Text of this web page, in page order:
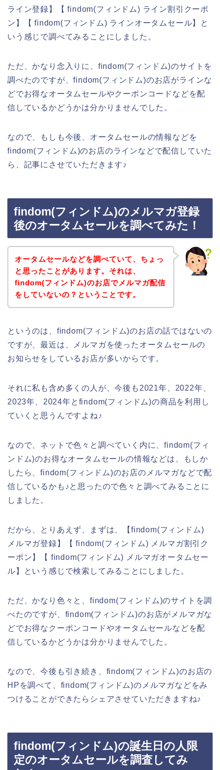
ライン登録】【 findom(フィンドム) ライン割引クーポ
ン】【 findom(フィンドム) ラインオータムセール】と
いう感じで調べてみることにしました。
ただ、かなり念入りに、findom(フィンドム)のサイトを
調べたのですが、findom(フィンドム)のお店がラインな
どでお得なオータムセールやクーポンコードなどを配
信しているかどうかは分かりませんでした。
なので、もしも今後、オータムセールの情報などを
findom(フィンドム)のお店のラインなどで配信していた
ら、記事にさせていただきます♪
findom(フィンドム)のメルマガ登録
後のオータムセールを調べてみた！
オータムセールなどを調べていて、ちょっ
と思ったことがあります。それは、
findom(フィンドム)のお店でメルマガ配信
をしていないの？ということです。
というのは、findom(フィンドム)のお店の話ではないの
ですが、最近は、メルマガを使ったオータムセールの
お知らせをしているお店が多いからです。
それに私も含め多くの人が、今後も2021年、2022年、
2023年、2024年とfindom(フィンドム)の商品を利用し
ていくと思うんですよね♪
なので、ネットで色々と調べていく内に、findom(フィ
ンドム)のお得なオータムセールの情報などは、もしか
したら、findom(フィンドム)のお店のメルマガなどで配
信しているかも♪と思ったので色々と調べてみることに
しました。
だから、とりあえず、まずは、【findom(フィンドム)
メルマガ登録】【 findom(フィンドム) メルマガ割引ク
ーポン】【 findom(フィンドム) メルマガオータムセー
ル】という感じで検索してみることにしました。
ただ、かなり色々と、findom(フィンドム)のサイトを調
べたのですが、findom(フィンドム)のお店がメルマガな
どでお得なクーポンコードやオータムセールなどを配
信しているかどうかは分かりませんでした。
なので、今後も引き続き、findom(フィンドム)のお店の
HPを調べて、findom(フィンドム)のメルマガなどをみ
つけることができたらシェアさせていただきますね♪
findom(フィンドム)の誕生日の人限
定のオータムセールを調査してみ